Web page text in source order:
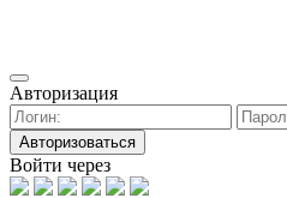
Авторизация
Авторизоваться
Войти через